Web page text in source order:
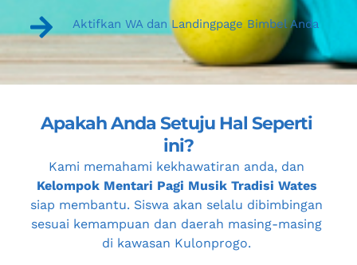
Aktifkan WA dan Landingpage Bimbel Anda
Apakah Anda Setuju Hal Seperti
ini?
Kelompok Mentari Pagi Musik Tradisi Wates
siap membantu. Siswa akan selalu dibimbingan
sesuai kemampuan dan daerah masing-masing
di kawasan Kulonprogo.